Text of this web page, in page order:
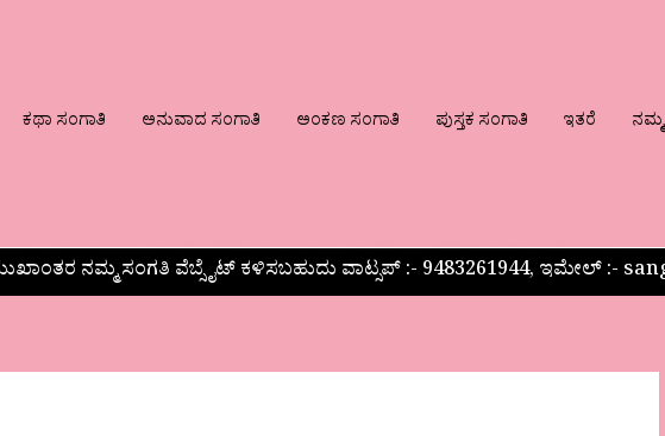
ಕಥಾ ಸಂಗಾತಿ ಅನುವಾದ ಸಂಗಾತಿ ಅಂಕಣ ಸಂಗಾತಿ ಪುಸ್ತಕ ಸಂಗಾತಿ ಇತರೆ ನಮ್ಮ
ನಮ್ಮ ಸಂಗತಿ ವೆಬ್ಸೈಟ್ ಕಳಿಸಬಹುದು ವಾಟ್ಸಪ್‌ :- 9483261944, ಇಮೇಲ್ :-